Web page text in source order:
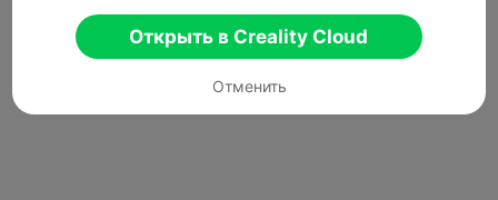
Открыть в Creality Cloud
Отменить